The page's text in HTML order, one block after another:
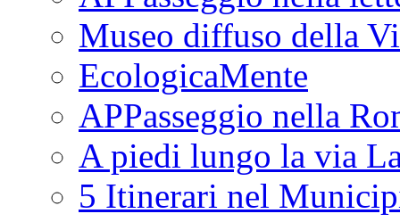
Museo diffuso della
EcologicaMente
APPasseggio nella
A piedi lungo la via
5 Itinerari nel